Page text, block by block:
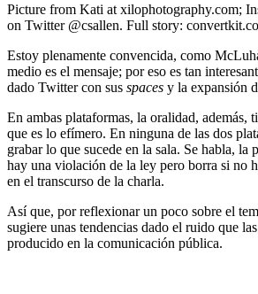
Picture from Kati at xilophotography.com;
on Twitter @csallen. Full story:
Estoy plenamente convencida, como
medio es el mensaje; por eso es tan
dado Twitter con sus spaces y la expansión
En ambas plataformas, la oralidad, además,
que es lo efímero. En ninguna de las dos
grabar lo que sucede en la sala. Se habla, la
hay una violación de la ley pero borra si no
en el transcurso de la charla.
Así que, por reflexionar un poco sobre el
sugiere unas tendencias dado el ruido que
producido en la comunicación pública.